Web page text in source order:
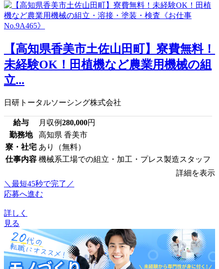
【高知県香美市土佐山田町】寮費無料！
未経験OK！田植機など農業用機械の組
立...
日研トータルソーシング株式会社
給与 月収例280,000円
勤務地
高知県 香美市
寮・社宅 あり（無料）
仕事内容 機械系工場での組立・加工・プレス製造スタッフ
詳細を表示
＼最短45秒で完了／
応募へ進む
詳しく
見る